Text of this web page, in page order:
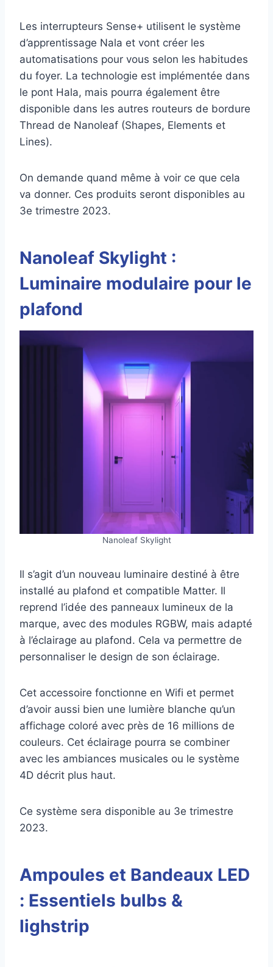
Les interrupteurs Sense+ utilisent le système
d’apprentissage Nala et vont créer les
automatisations pour vous selon les habitudes
du foyer. La technologie est implémentée dans
le pont Hala, mais pourra également être
disponible dans les autres routeurs de bordure
Thread de Nanoleaf (Shapes, Elements et
Lines).
On demande quand même à voir ce que cela
va donner. Ces produits seront disponibles au
3e trimestre 2023.
Nanoleaf Skylight :
Luminaire modulaire pour le
plafond
Nanoleaf Skylight
Il s’agit d’un nouveau luminaire destiné à être
installé au plafond et compatible Matter. Il
reprend l’idée des panneaux lumineux de la
marque, avec des modules RGBW, mais adapté
à l’éclairage au plafond. Cela va permettre de
personnaliser le design de son éclairage.
Cet accessoire fonctionne en Wifi et permet
d’avoir aussi bien une lumière blanche qu’un
affichage coloré avec près de 16 millions de
couleurs. Cet éclairage pourra se combiner
avec les ambiances musicales ou le système
4D décrit plus haut.
Ce système sera disponible au 3e trimestre
2023.
Ampoules et Bandeaux LED
: Essentiels bulbs &
lighstrip